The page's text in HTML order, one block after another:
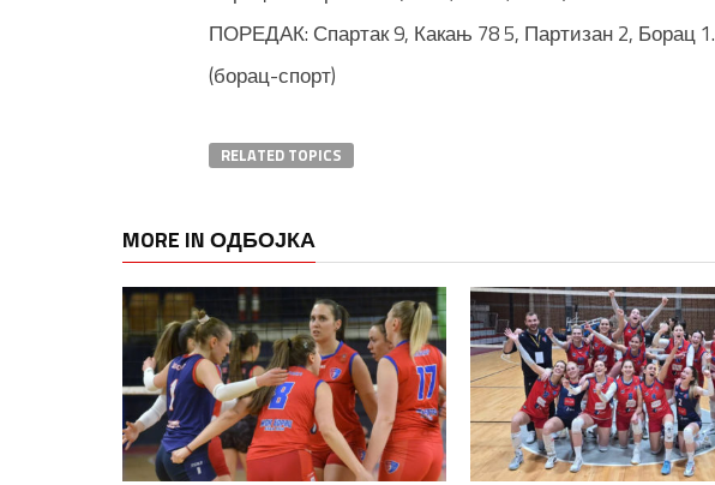
ПОРЕДАК: Спартак 9, Какањ 78 5, Партизан 2, Борац 1.
(борац-спорт)
RELATED TOPICS
MORE IN ОДБОЈКА